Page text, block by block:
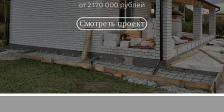
от 2 170 000 рублей